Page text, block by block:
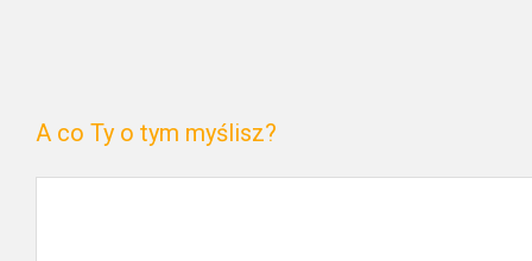
A co Ty o tym myślisz?